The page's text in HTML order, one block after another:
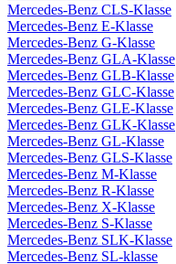
Mercedes-Benz CLS-Klasse
Mercedes-Benz E-Klasse
Mercedes-Benz G-Klasse
Mercedes-Benz GLA-Klasse
Mercedes-Benz GLB-Klasse
Mercedes-Benz GLC-Klasse
Mercedes-Benz GLE-Klasse
Mercedes-Benz GLK-Klasse
Mercedes-Benz GL-Klasse
Mercedes-Benz GLS-Klasse
Mercedes-Benz M-Klasse
Mercedes-Benz R-Klasse
Mercedes-Benz X-Klasse
Mercedes-Benz S-Klasse
Mercedes-Benz SLK-Klasse
Mercedes-Benz SL-klasse